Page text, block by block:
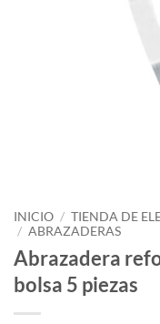
INICIO / TIENDA DE
/ ABRAZADERAS
Abrazadera
bolsa 5 piezas